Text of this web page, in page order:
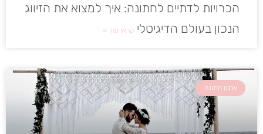
הכרויות לדתיים לחתונה: איך למצוא את הזיווג
הנכון בעולם הדיגיטלי קראו עוד »
ארגון חתונה